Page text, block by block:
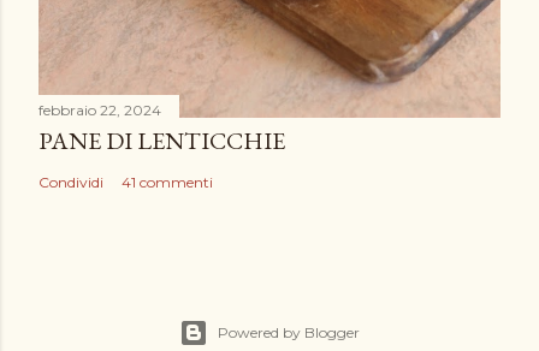
febbraio 22, 2024
PANE DI LENTICCHIE
Condividi 41 commenti
Powered by Blogger